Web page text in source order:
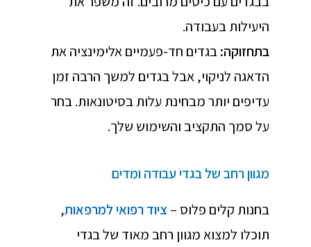
היעילות בעבודה.
בתחזוקה:בגדים חד-פעמיים אלימינציה את
הדאגה לניקוי, אבל בגדים למשך הרבה זמן
עדיפים יותר מבחינת עלות בסיטונאות. בחר
על סמך התקציב והשימוש שלך.
מגוון רחב של בגדי עבודה ומדים
בחנות קלים פלוס – ציוד רפואי למרפאות,
תוכלו למצוא מגוון רחב מאוד של בגדי